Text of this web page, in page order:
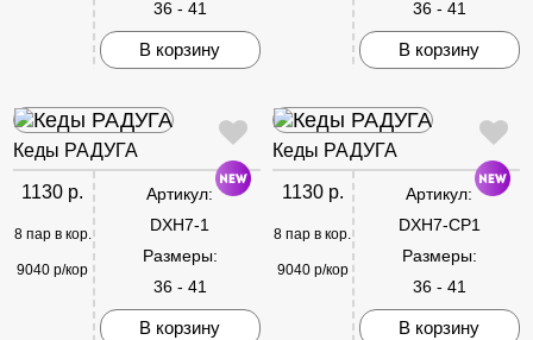
36 - 41
В корзину
36 - 41
В корзину
Кеды РАДУГА
1130 р.
8 пар в кор.
9040 р/кор
Артикул:
DXH7-1
Размеры:
36 - 41
В корзину
Кеды РАДУГА
1130 р.
8 пар в кор.
9040 р/кор
Артикул:
DXH7-CP1
Размеры:
36 - 41
В корзину